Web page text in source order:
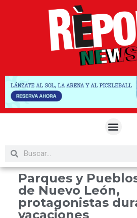
Parques y
de Nuevo León,
protagonistas
vacaciones